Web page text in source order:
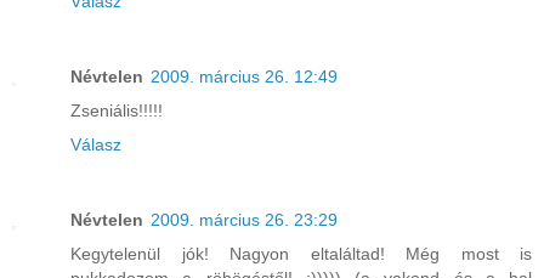
Névtelen 2009. március 26. 12:49
Zseniális!!!!!
Válasz
Névtelen 2009. március 26. 23:29
Kegytelenül jók! Nagyon eltaláltad! Még most is